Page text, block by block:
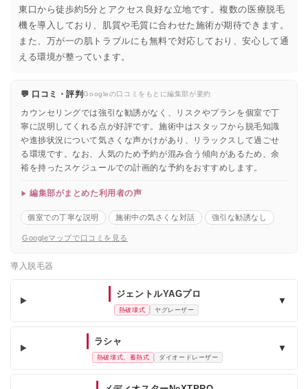
東口から徒歩約5分とアクセス良好な立地です。複数の医療脱毛
機を導入しており、肌質や毛質に合わせた施術が期待できます。
また、万が一の肌トラブルにも無料で対応しており、安心して通
える環境が整っています。
💬 口コミ・評判Googleの口コミをもとに編集部が要約
カウンセリングでは強引な勧誘がなく、リスクやプランを個室で丁
寧に説明してくれる点が好評です。施術中はスタッフから脱毛知識
や進捗状況について気さくな声かけがあり、リラックスして過ごせ
る環境です。なお、人気のため予約が混み合う傾向があるため、余
裕を持ったスケジュールでの計画的な予約をおすすめします。
編集部がまとめた利用者の声
個室での丁寧な説明 施術中の気さくな対話 強引な勧誘なし
Googleマップで口コミを見る
導入脱毛器
ジェントルYAGプロ
熱破壊式 ヤグレーザー
▼
ラシャ
熱破壊式、蓄熱式 ダイオードレーザー
▼